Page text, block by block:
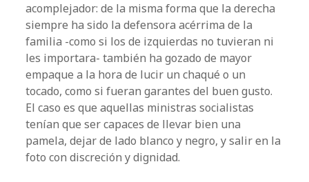
acomplejador: de la misma forma que la derecha
siempre ha sido la defensora acérrima de la
familia -como si los de izquierdas no tuvieran ni
les importara- también ha gozado de mayor
empaque a la hora de lucir un chaqué o un
tocado, como si fueran garantes del buen gusto.
El caso es que aquellas ministras socialistas
tenían que ser capaces de llevar bien una
pamela, dejar de lado blanco y negro, y salir en la
foto con discreción y dignidad.